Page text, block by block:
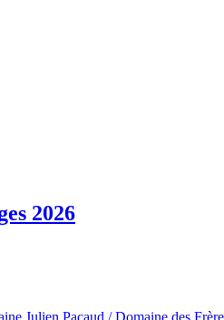
2026
Julien Pacaud / Domaine des